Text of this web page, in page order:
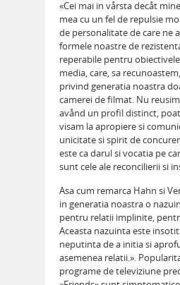
«Cei mai in vårsta decåt
mea cu un fel de repulsie
de personalitate de care ne
formele noastre de
reperabile pentru
media, care, sa
privind generatia noastra
camerei de filmat. Nu
avånd un profil distinct,
visam la apropiere si
unicitate si spirit de
este ca darul si vocatia pe
sunt cele ale reconcilierii si
Asa cum remarca Hahn si
in generatia noastra o
pentru relatii implinite,
Aceasta nazuinta este
neputinta de a initia si
asemenea relatii.».
programe de televiziune